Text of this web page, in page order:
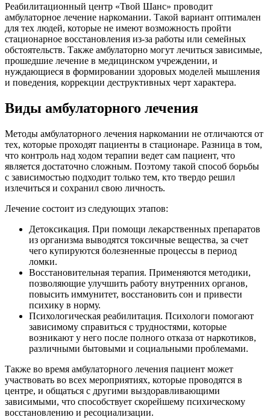
Реабилитационный центр «Твой Шанс» проводит
амбулаторное лечение наркомании. Такой вариант оптимален
для тех людей, которые не имеют возможность пройти
стационарное восстановления из-за работы или семейных
обстоятельств. Также амбулаторно могут лечиться зависимые,
прошедшие лечение в медицинском учреждении, и
нуждающиеся в формировании здоровых моделей мышления
и поведения, коррекции деструктивных черт характера.
Виды амбулаторного лечения
Методы амбулаторного лечения наркомании не отличаются от
тех, которые проходят пациенты в стационаре. Разница в том,
что контроль над ходом терапии ведет сам пациент, что
является достаточно сложным. Поэтому такой способ борьбы
с зависимостью подходит только тем, кто твердо решил
излечиться и сохранил свою личность.
Лечение состоит из следующих этапов:
Детоксикация. При помощи лекарственных препаратов
из организма выводятся токсичные вещества, за счет
чего купируются болезненные процессы в период
ломки.
Восстановительная терапия. Применяются методики,
позволяющие улучшить работу внутренних органов,
повысить иммунитет, восстановить сон и привести
психику в норму.
Психологическая реабилитация. Психологи помогают
зависимому справиться с трудностями, которые
возникают у него после полного отказа от наркотиков,
различными бытовыми и социальными проблемами.
Также во время амбулаторного лечения пациент может
участвовать во всех мероприятиях, которые проводятся в
центре, и общаться с другими выздоравливающими
зависимыми, что способствует скорейшему психическому
восстановлению и ресоциализации.